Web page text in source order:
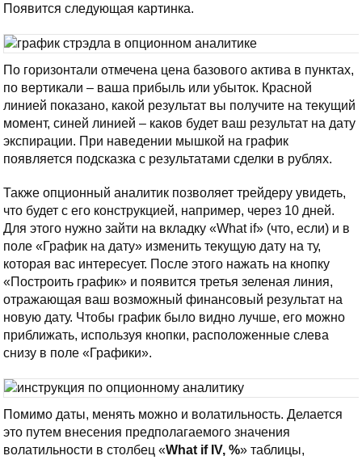
Появится следующая картинка.
По горизонтали отмечена цена базового актива в пунктах,
по вертикали – ваша прибыль или убыток. Красной
линией показано, какой результат вы получите на текущий
момент, синей линией – каков будет ваш результат на дату
экспирации. При наведении мышкой на график
появляется подсказка с результатами сделки в рублях.
Также опционный аналитик позволяет трейдеру увидеть,
что будет с его конструкцией, например, через 10 дней.
Для этого нужно зайти на вкладку «What if» (что, если) и в
поле «График на дату» изменить текущую дату на ту,
которая вас интересует. После этого нажать на кнопку
«Построить график» и появится третья зеленая линия,
отражающая ваш возможный финансовый результат на
новую дату. Чтобы график было видно лучше, его можно
приближать, используя кнопки, расположенные слева
снизу в поле «Графики».
Помимо даты, менять можно и волатильность. Делается
это путем внесения предполагаемого значения
волатильности в столбец «What if IV, %» таблицы,